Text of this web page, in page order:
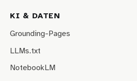
KI & DATEN
Grounding-Pages
LLMs.txt
NotebookLM